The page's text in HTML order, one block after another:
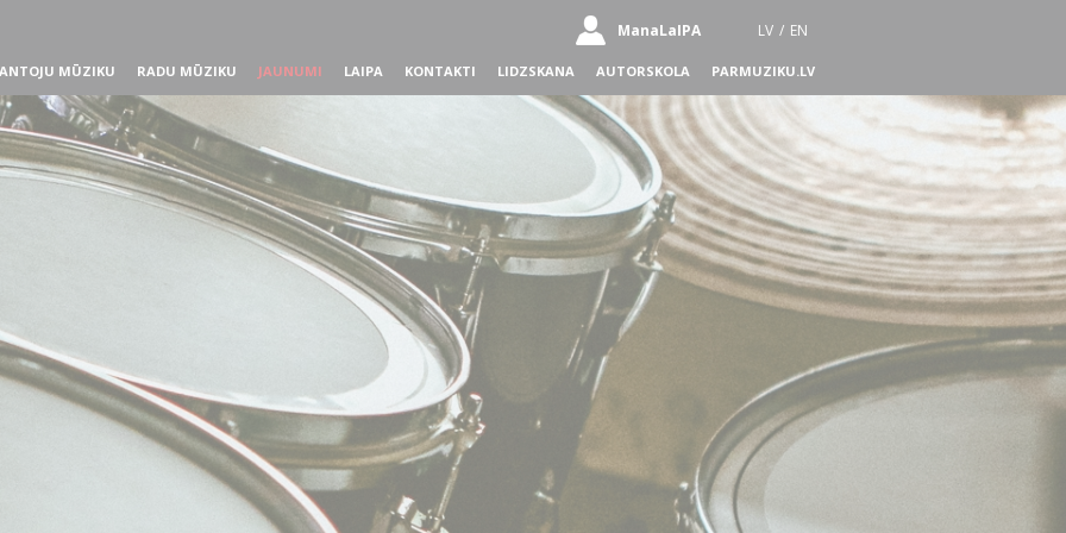
ManaLaIPA LV / EN
MŪZIKU RADU MŪZIKU JAUNUMI LAIPA KONTAKTI LIDZSKANA AUTORSKOLA PARMUZIKU.LV